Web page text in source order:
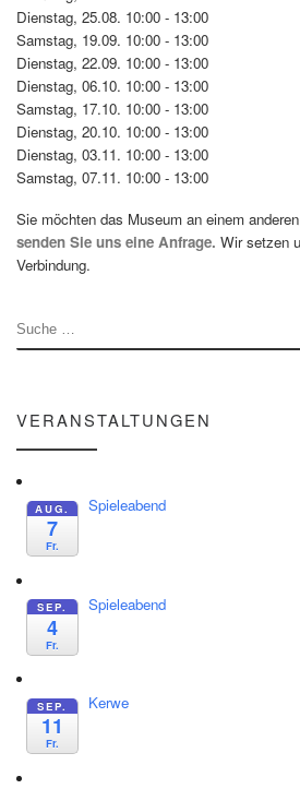
Dienstag, 25.08. 10:00 - 13:00
Samstag, 19.09. 10:00 - 13:00
Dienstag, 22.09. 10:00 - 13:00
Dienstag, 06.10. 10:00 - 13:00
Samstag, 17.10. 10:00 - 13:00
Dienstag, 20.10. 10:00 - 13:00
Dienstag, 03.11. 10:00 - 13:00
Samstag, 07.11. 10:00 - 13:00
Sie möchten das Museum an einem
senden Sie uns eine Anfrage. Wir setzen
Verbindung.
SUCHE
VERANSTALTUNGEN
AUG.
7
Fr.
Spieleabend
SEP.
4
Fr.
Spieleabend
SEP.
11
Fr.
Kerwe